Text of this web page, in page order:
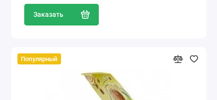
Заказать
Популярный